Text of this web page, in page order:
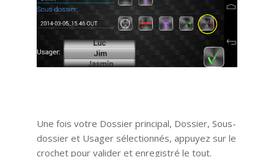
Une fois votre Dossier principal, Dossier, Sous-
dossier et Usager sélectionnés, appuyez sur le
crochet pour valider et enregistré le tout.